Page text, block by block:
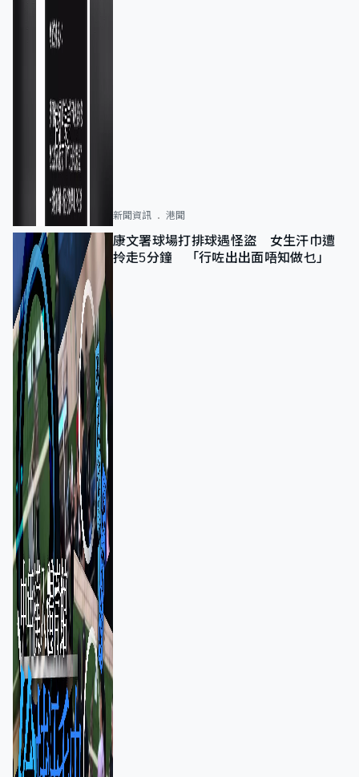
新聞資訊 港聞
康文署球場打排球遇怪盜 女生汗巾遭
拎走5分鐘 「行咗出出面唔知做乜」